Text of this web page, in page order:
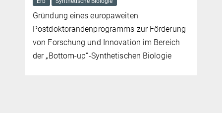
Gründung eines europaweiten
Postdoktorandenprogramms zur Förderung
von Forschung und Innovation im Bereich
der „Bottom-up“-Synthetischen Biologie